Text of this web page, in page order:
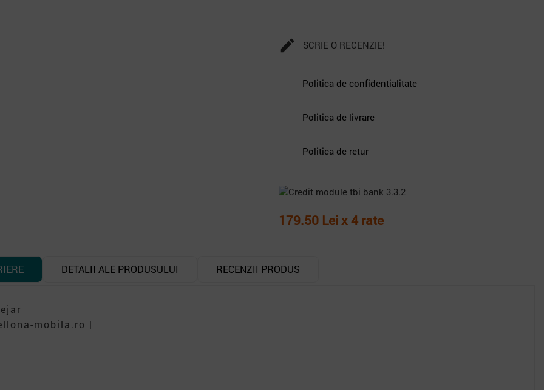
 SCRIE O RECENZIE!
Politica de confidentialitate
Politica de livrare
Politica de retur
179.50 Lei x 4 rate
DETALII ALE PRODUSULUI RECENZII PRODUS
mobila.ro |